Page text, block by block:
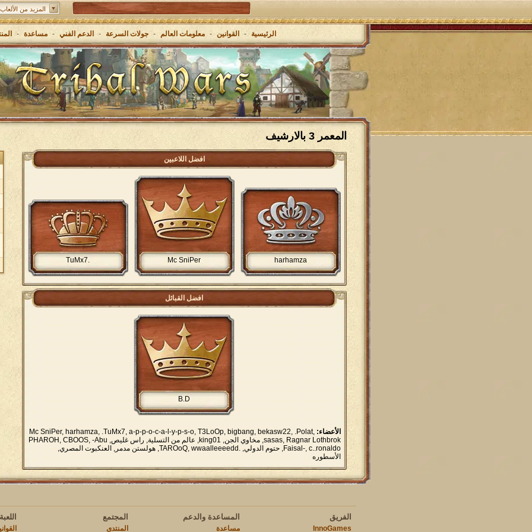
المزيد من
Grepolis - ابنٍ إمبراطوريتك في اليونان القديمة
الرئيسية
- القوانين - معلومات العالم - جولات السرعة - الدعم الفني - مساعدة -
المعمر 3 بالارشيف
افضل اللاعبين
Mc SniPer harhamza
.TuMx7
افضل القبائل
B.D
الأعضاء: Mc SniPer, harhamza, .TuMx7, a-p-p-o-c-a-l-y-p-s-o, T3LoOp, bigbang, bekasw22, .Polat,
sasas, Ragnar Lothbrok, مخاوي الجن, king01, عالم من التسلية, راس غليص, PHAROH, CBOOS, -Abu
Faisal-, c..ronaldo, حتوم الدولي, .TAROoQ, wwaalleeeedd, هولستن مدمر, العنكبوت المصري,
الأسطوره
اللعبة المجتمع
المنتدى
المساعدة والدعم
مساعدة
الفريق
InnoGames